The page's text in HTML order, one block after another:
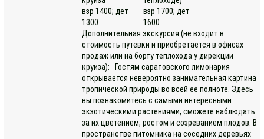
взр 1400; дет
1300
взр 1700; дет
1600
Дополнительная экскурсия (не входит в
стоимость путевки и приобретается в офисах
продаж или на борту теплохода у дирекции
круиза): Гостям саратовского лимонария
открывается невероятно занимательная картина
тропической природы во всей её полноте. Здесь
вы познакомитесь с самыми интересными
экзотическими растениями, сможете наблюдать
за их цветением, ростом и созреванием плодов. В
пространстве питомника на соседних деревьях